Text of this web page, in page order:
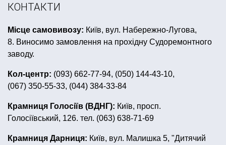
святкування першого дня народження
купити все для нового року
перший день народження синочка
серпантин ціна
костюм новорічний купити плащ
лавровий вінок купити
сувенірна продукція брелки
вечірка в українському стилі
сервіровка столу до 8 березня
КОНТАКТИ
Місце самовивозу: Київ, вул. Набережно-Лугова,
8. Виносимо замовлення на прохідну Судоремонтного
заводу.
Кол-центр: (093) 662-77-94, (050) 144-43-10,
(067) 350-55-33, (044) 384-33-84
Крамниця Голосіїв (ВДНГ): Київ, просп.
Голосіївський, 126. тел. (063) 638-71-69
Крамниця Дарниця: Київ, вул. Малишка 5, "Дитячий